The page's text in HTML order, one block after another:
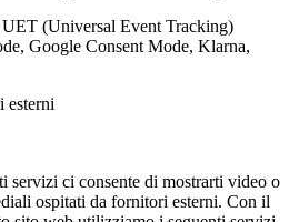
(Universal Event Tracking)
Google Consent Mode, Klarna,
esterni
servizi ci consente di mostrarti video o
ospitati da fornitori esterni. Con il